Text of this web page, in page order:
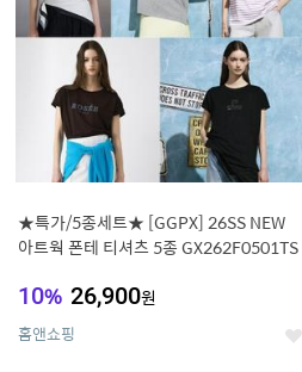
★특가/5종세트★ [GGPX] 26SS NEW
아트웍 폰테 티셔츠 5종 GX262F0501TS
10% 26,900원
홈앤쇼핑 좋